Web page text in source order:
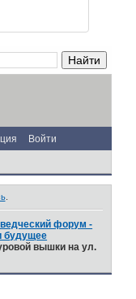
Войти
.
форум -
будущее
вышки на ул.